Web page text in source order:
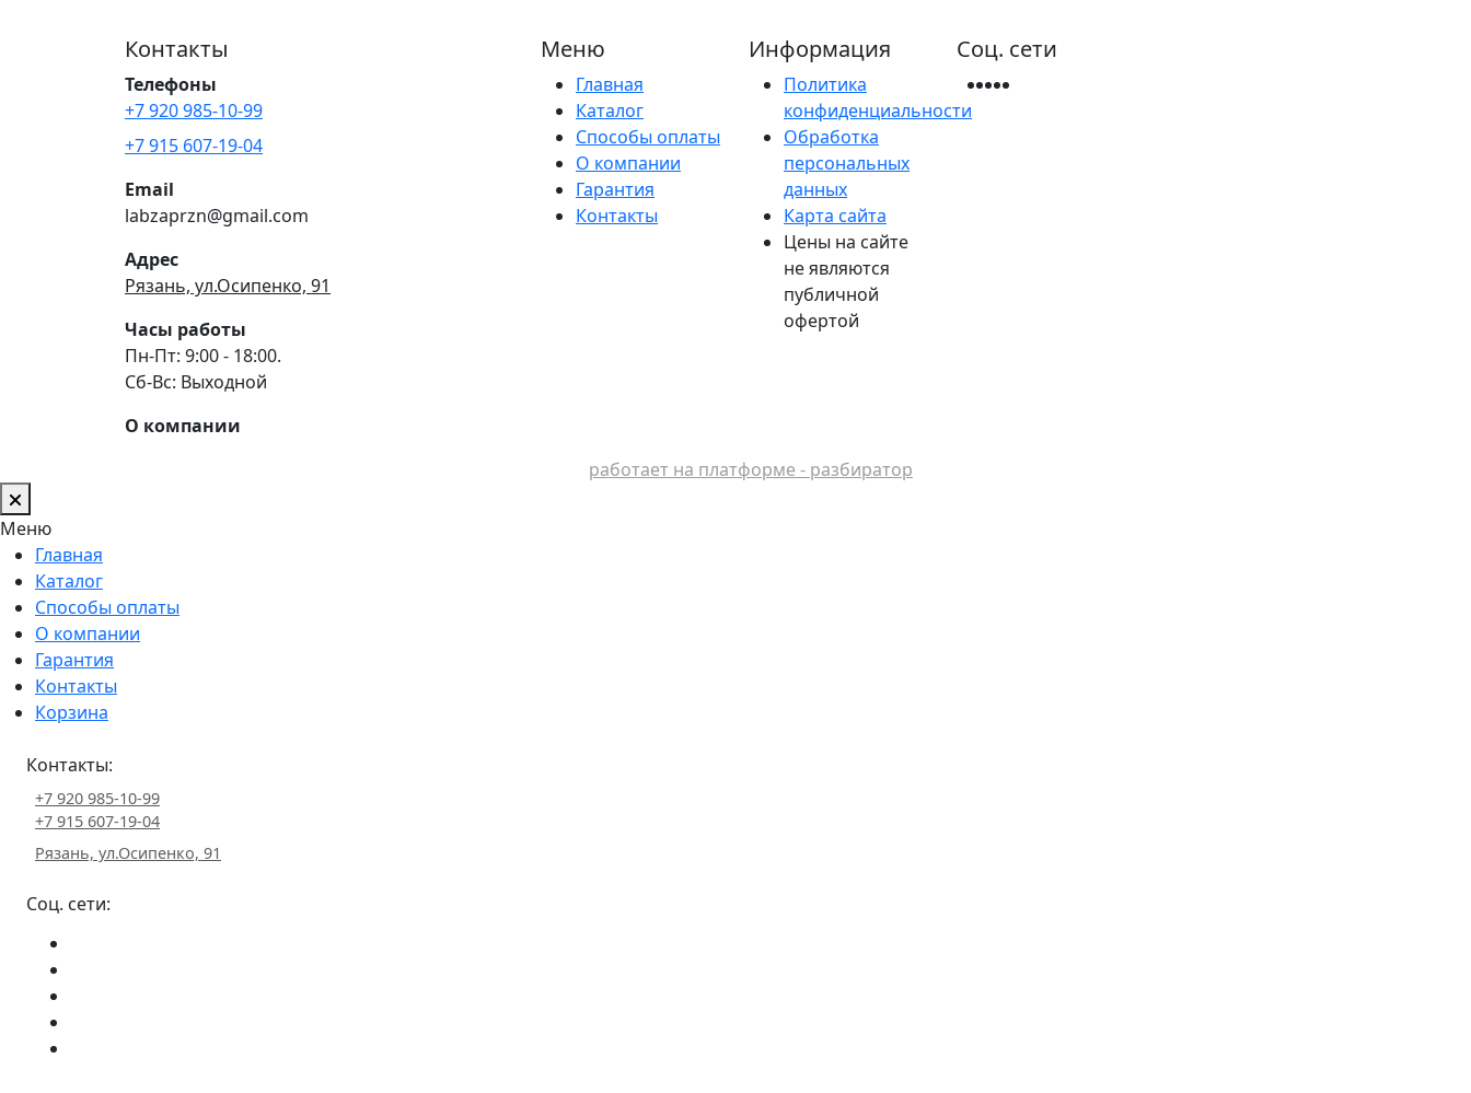
Контакты
Телефоны
+7 920 985-10-99
+7 915 607-19-04
Email
labzaprzn@gmail.com
Адрес
Рязань, ул.Осипенко, 91
Часы работы
Пн-Пт: 9:00 - 18:00.
Сб-Вс: Выходной
О компании
Меню
Главная
Каталог
Способы оплаты
О компании
Гарантия
Контакты
Информация
Политика
конфиденциальности
Обработка
персональных
данных
Карта сайта
Цены на сайте
не являются
публичной
офертой
Соц. сети
работает на платформе - разбиратор
Меню
Главная
Каталог
Способы оплаты
О компании
Гарантия
Контакты
Корзина
Контакты:
+7 920 985-10-99
+7 915 607-19-04
Рязань, ул.Осипенко, 91
Соц. сети: